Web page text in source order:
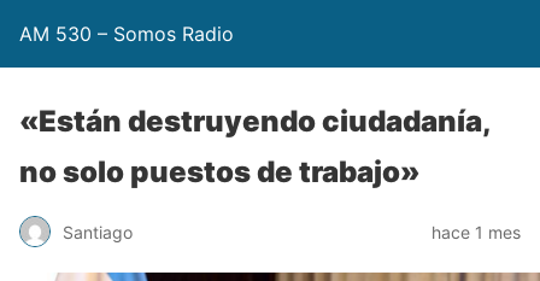
AM 530 – Somos Radio
«Están destruyendo ciudadanía,
no solo puestos de trabajo»
Santiago hace 1 mes